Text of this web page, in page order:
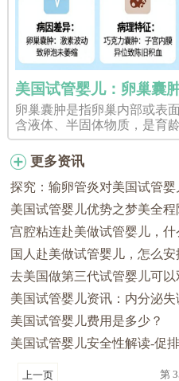
卵巢囊肿是指卵巢内部或表
含液体、半固体物质，是育
更多资讯
探究：输卵管炎对美国试管婴
美国试管婴儿优势之梦美全程
宫腔粘连赴美做试管婴儿，什
国人赴美做试管婴儿，怎么安
去美国做第三代试管婴儿可以
美国试管婴儿资讯：内分泌
美国试管婴儿费用是多少？
美国试管婴儿安全性解读-促
上一页 第